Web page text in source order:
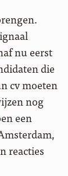
nu eerst
die
cv moeten
nog
een
reacties